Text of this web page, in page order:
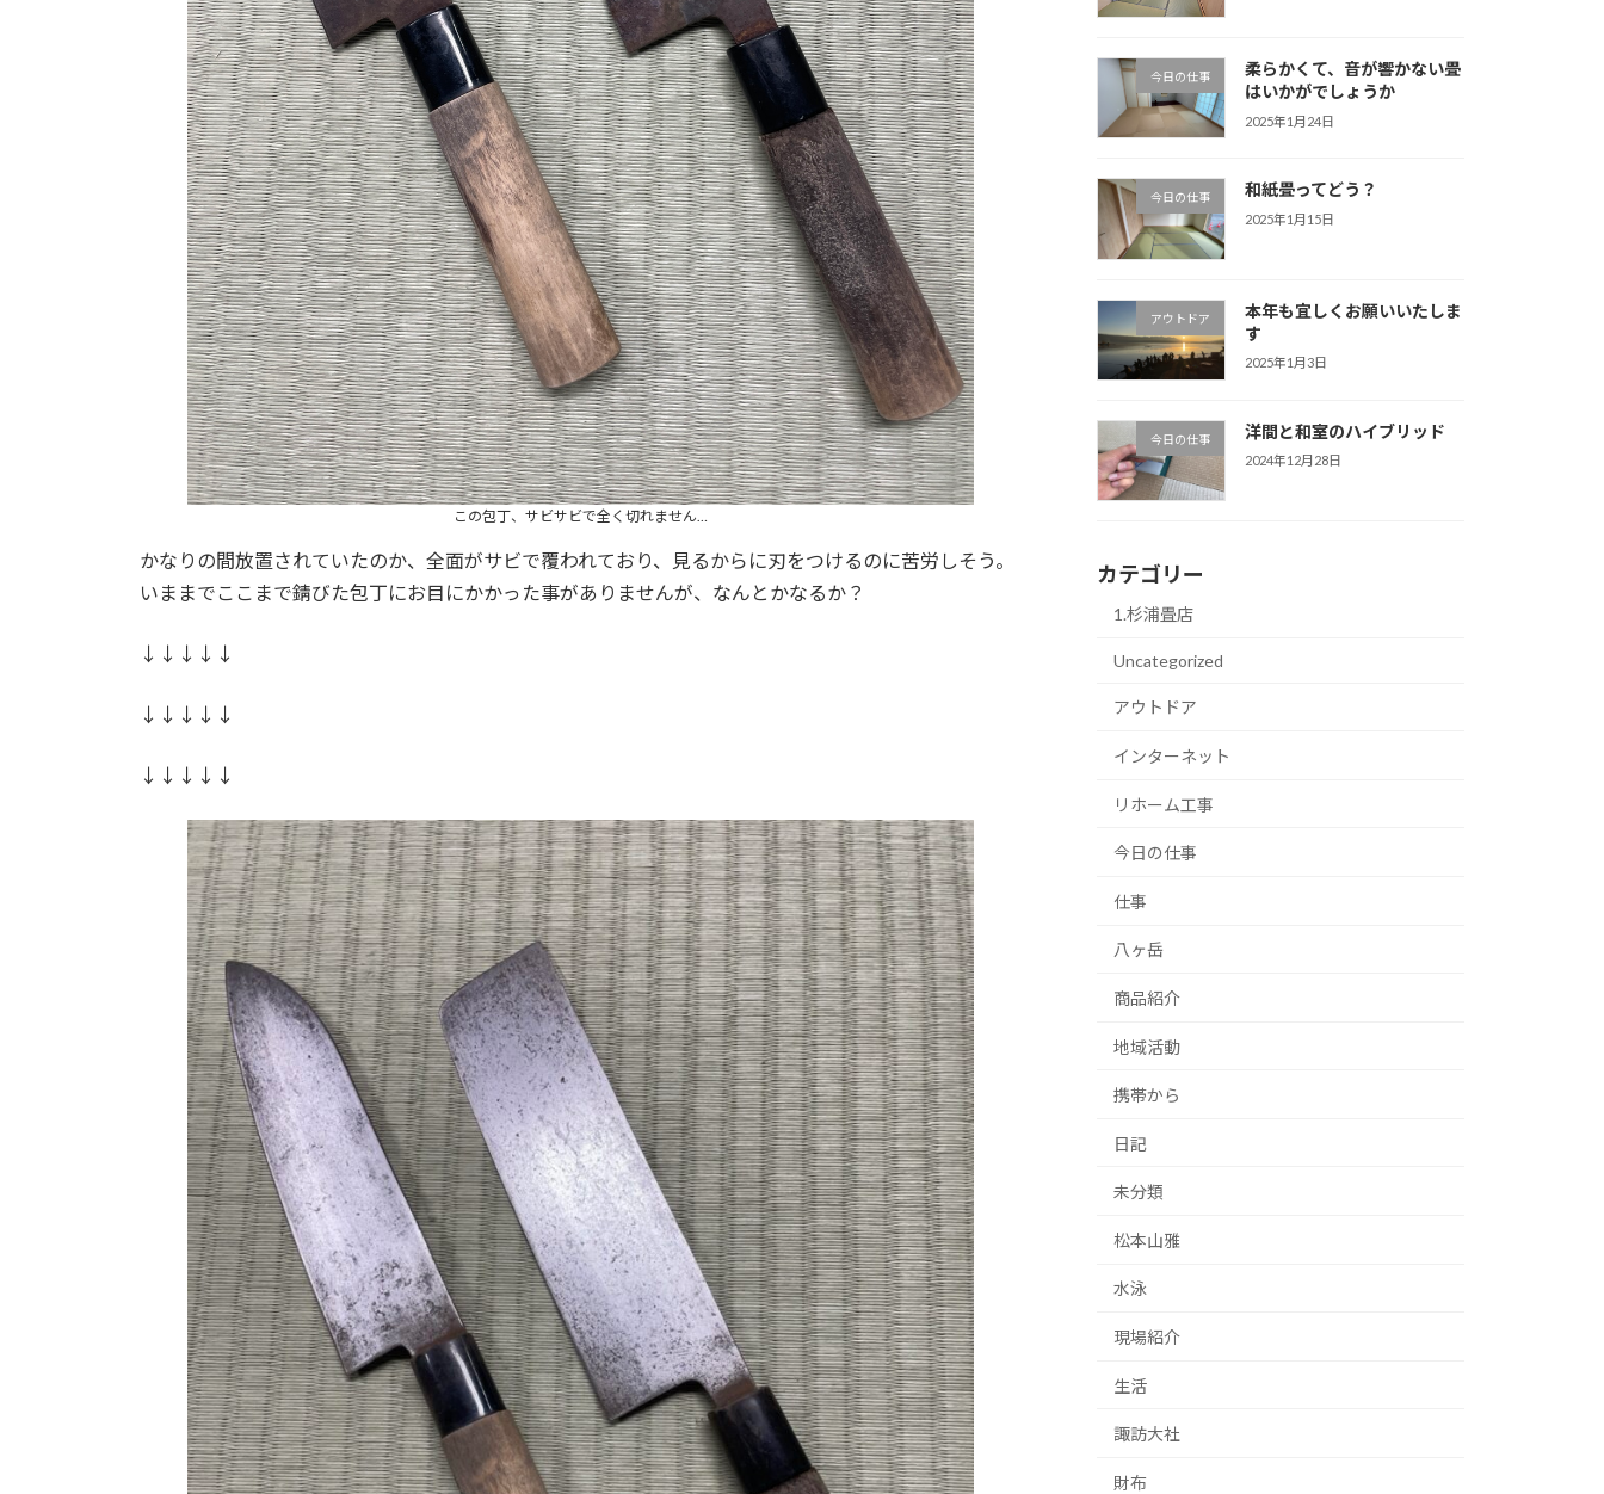
この包丁、サビサビで全く切れません…
かなりの間放置されていたのか、全面がサビで覆われており、見るからに刃をつけるのに苦労しそう。
いままでここまで錆びた包丁にお目にかかった事がありませんが、なんとかなるか？
↓↓↓↓↓
↓↓↓↓↓
↓↓↓↓↓
今日の仕事
柔らかくて、音が響かない畳
はいかがでしょうか
2025年1月24日
今日の仕事 和紙畳ってどう？
2025年1月15日
アウトドア
本年も宜しくお願いいたしま
す
2025年1月3日
今日の仕事 洋間と和室のハイブリッド
2024年12月28日
カテゴリー
1.杉浦畳店
Uncategorized
アウトドア
インターネット
リホーム工事
今日の仕事
仕事
八ヶ岳
商品紹介
地域活動
携帯から
日記
未分類
松本山雅
水泳
現場紹介
生活
諏訪大社
財布